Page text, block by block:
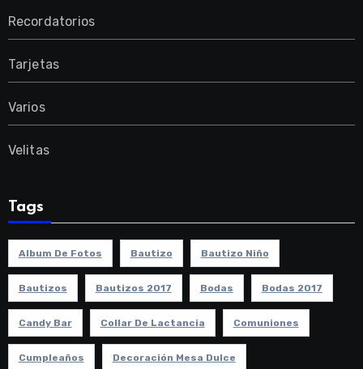
Recordatorios
Tarjetas
Varios
Velitas
Tags
Album De Fotos Bautizo Bautizo Niño
Bautizos Bautizos 2017 Bodas Bodas 2017
Candy Bar Collar De Lactancia Comuniones
Cumpleaños Decoración Mesa Dulce